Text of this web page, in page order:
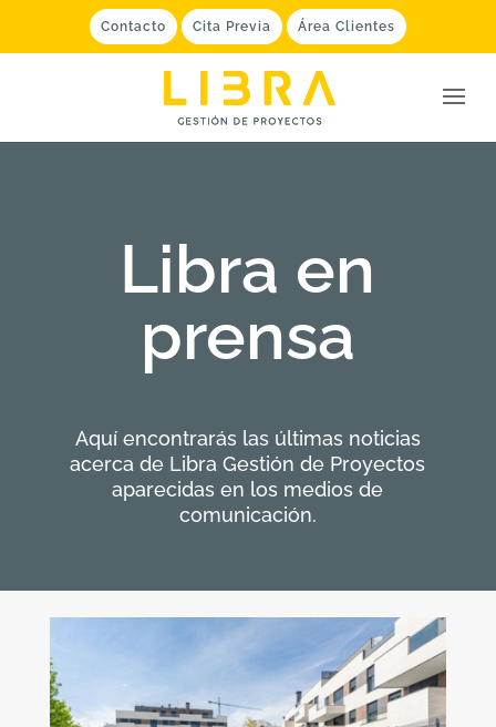
Contacto Cita Previa Área Clientes
Libra en
prensa
Aquí encontrarás las últimas noticias
acerca de Libra Gestión de Proyectos
aparecidas en los medios de
comunicación.